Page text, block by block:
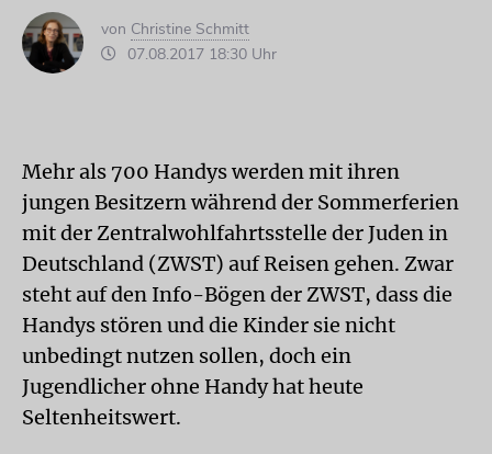
von Christine Schmitt
07.08.2017 18:30 Uhr
Mehr als 700 Handys werden mit ihren
jungen Besitzern während der Sommerferien
mit der Zentralwohlfahrtsstelle der Juden in
Deutschland (ZWST) auf Reisen gehen. Zwar
steht auf den Info-Bögen der ZWST, dass die
Handys stören und die Kinder sie nicht
unbedingt nutzen sollen, doch ein
Jugendlicher ohne Handy hat heute
Seltenheitswert.